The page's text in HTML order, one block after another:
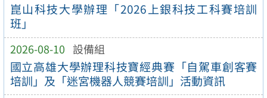
崑山科技大學辦理「2026上銀科技工科賽培訓
班」
2026-08-10 設備組
國立高雄大學辦理科技寶經典賽「自駕車創客賽
培訓」及「迷宮機器人競賽培訓」活動資訊